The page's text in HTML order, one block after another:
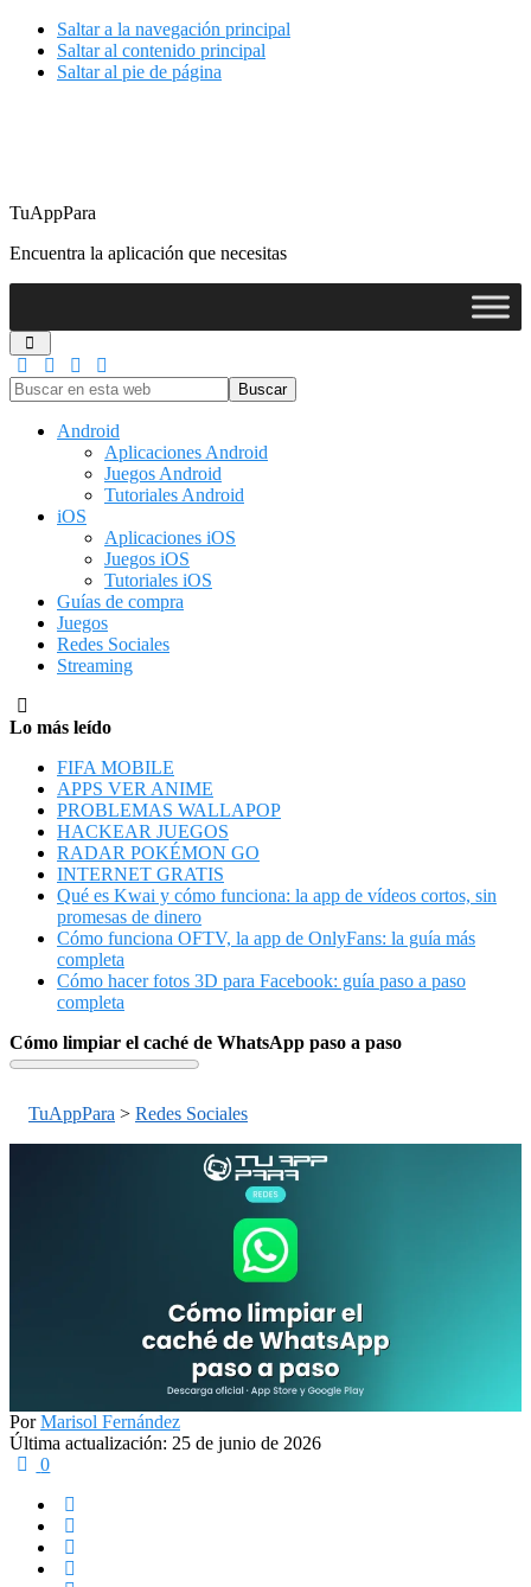
Saltar a la navegación principal
Saltar al contenido principal
Saltar al pie de página
TuAppPara
Encuentra la aplicación que necesitas
Buscar
en
Android
Aplicaciones Android
Juegos Android
Tutoriales Android
iOS
Aplicaciones iOS
Juegos iOS
Tutoriales iOS
Guías de compra
Juegos
Redes Sociales
Streaming
Lo más leído
FIFA MOBILE
APPS VER ANIME
PROBLEMAS WALLAPOP
HACKEAR JUEGOS
RADAR POKÉMON GO
INTERNET GRATIS
Qué es Kwai y cómo funciona: la app de vídeos cortos, sin
promesas de dinero
Cómo funciona OFTV, la app de OnlyFans: la guía más
completa
Cómo hacer fotos 3D para Facebook: guía paso a paso
completa
Cómo limpiar el caché de WhatsApp paso a paso
TuAppPara > Redes Sociales
PorMarisol Fernández
Última actualización: 25 de junio de 2026
0